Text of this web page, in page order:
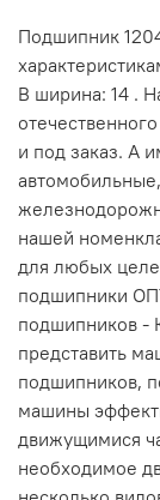
Подшипник
В ширина: 14 .
и под заказ. А
нашей
для любых
подшипники
подшипников -
представить
подшипников,
машины
движущимися
необходимое